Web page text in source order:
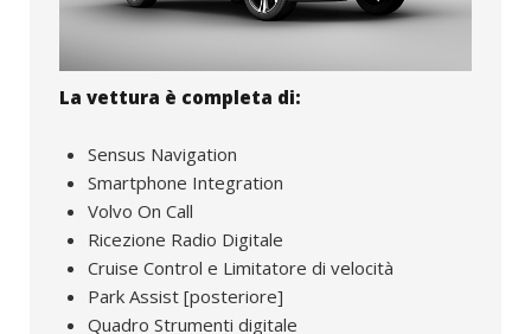
La vettura è completa di:
Sensus Navigation
Smartphone Integration
Volvo On Call
Ricezione Radio Digitale
Cruise Control e Limitatore di velocità
Park Assist [posteriore]
Quadro Strumenti digitale